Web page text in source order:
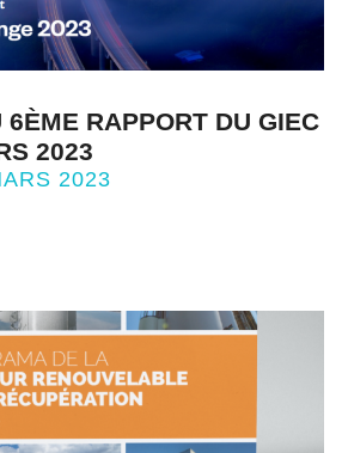
6ÈME RAPPORT DU GIEC
2023
2023